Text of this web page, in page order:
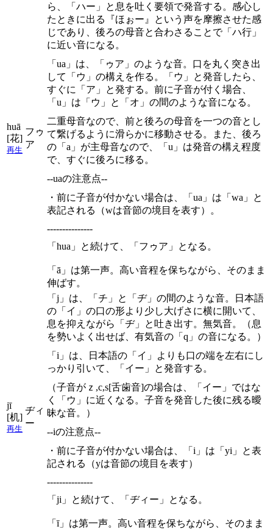
huā
[花]
再生
フゥ
ア
ら、「ハー」と息を吐く要領で発音する。感心し
たときに出る『ほぉー』という声を摩擦させた感
じであり、後ろの母音と合わさることで「ハ行」
に近い音になる。
「ua」は、「ゥア」のような音。口を丸く突き出
して「ウ」の構えを作る。「ウ」と発音したら、
すぐに「ア」と発する。前に子音が付く場合、
「u」は「ウ」と「オ」の間のような音になる。
二重母音なので、前と後ろの母音を一つの音とし
て繋げるように滑らかに移動させる。また、後ろ
の「a」が主母音なので、「u」は発音の構え程度
で、すぐに後ろに移る。
--uaの注意点--
・前に子音が付かない場合は、「ua」は「wa」と
表記される（wは音節の境目を表す）。
---------------
「hua」と続けて、「フゥア」となる。
「ā」は第一声。高い音程を保ちながら、そのまま
伸ばす。
jī
[机]
再生
ヂィ
ー
「j」は、「チ」と「ヂ」の間のような音。日本語
の「イ」の口の形より少し大げさに横に開いて、
息を抑えながら「ヂ」と吐き出す。無気音。（息
を勢いよく出せば、有気音の「q」の音になる。）
「i」は、日本語の「イ」よりも口の端を左右にし
っかり引いて、「イー」と発音する。
（子音がｚ,c,s[舌歯音]の場合は、「イー」ではな
く「ウ」に近くなる。子音を発音した後に残る曖
昧な音。）
--iの注意点--
・前に子音が付かない場合は、「i」は「yi」と表
記される（yは音節の境目を表す）
---------------
「ji」と続けて、「ヂィー」となる。
「ī」は第一声。高い音程を保ちながら、そのまま